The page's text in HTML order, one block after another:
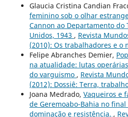
Glaucia Cristina Candian
feminino sob o olhar
Cannon ao Departamento do
Unidos, 1943 , Revista
(2010): Os trabalhadores e o
Felipe Abranches Demier,
na atualidade: lutas
do varguismo , Revista
(2012): Dossiê: Terra,
Joana Medrado, Vaqueiros e
de Geremoabo-Bahia no
dominação e resistência. ,